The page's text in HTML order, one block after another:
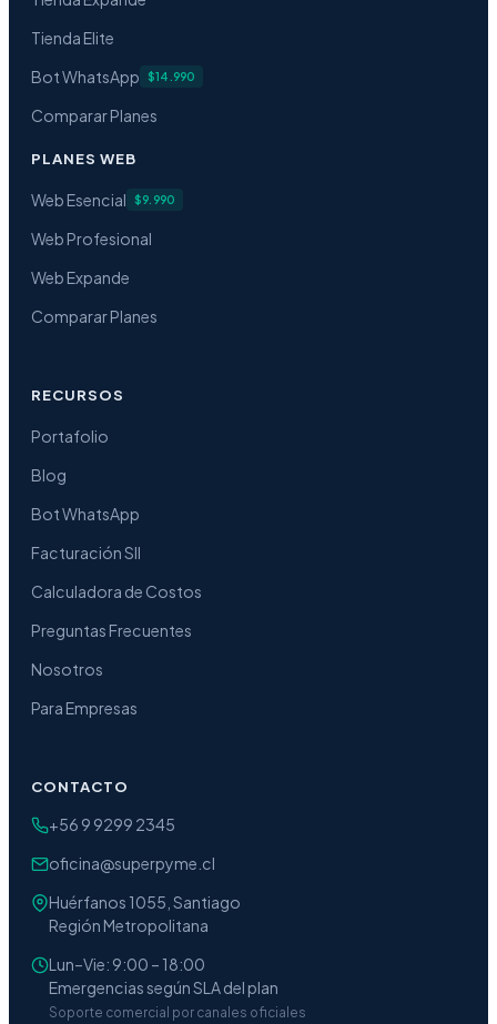
Tienda Elite
Bot WhatsApp
$14.990
Comparar Planes
PLANES WEB
Web Esencial $9.990
Web Profesional
Web Expande
Comparar Planes
RECURSOS
Portafolio
Blog
Bot WhatsApp
Facturación SII
Calculadora de Costos
Preguntas Frecuentes
Nosotros
Para Empresas
CONTACTO
+56 9 9299 2345
oficina@superpyme.cl
Huérfanos 1055, Santiago
Región Metropolitana
Lun–Vie: 9:00 – 18:00
Emergencias según SLA del plan
Soporte comercial por canales oficiales